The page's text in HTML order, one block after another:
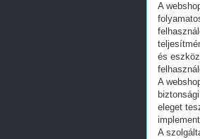
A
és
A
eleget
A